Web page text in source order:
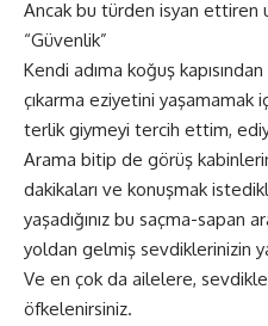
Ancak bu türden isyan ettiren
“Güvenlik”
Kendi adıma koğuş
çıkarma eziyetini yaşamamak
terlik giymeyi tercih ettim,
Arama bitip de görüş
dakikaları ve konuşmak
yaşadığınız bu saçma-sapan
yoldan gelmiş sevdiklerinizin
Ve en çok da ailelere,
öfkelenirsiniz.